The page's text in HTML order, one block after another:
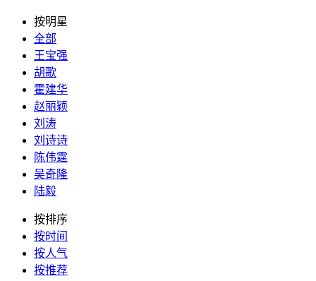
按明星
全部
王宝强
胡歌
霍建华
赵丽颖
刘涛
刘诗诗
陈伟霆
吴奇隆
陆毅
按排序
按时间
按人气
按推荐